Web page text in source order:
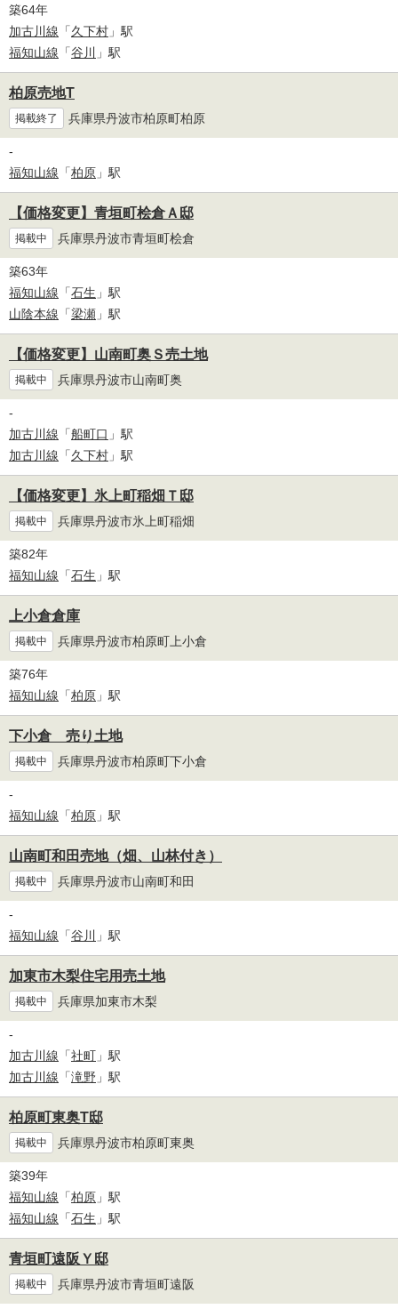
築64年
加古川線 「久下村 」駅
福知山線 「谷川 」駅
柏原売地T
掲載終了 兵庫県丹波市柏原町柏原
-
福知山線 「柏原 」駅
【価格変更】青垣町桧倉Ａ邸
掲載中 兵庫県丹波市青垣町桧倉
築63年
福知山線 「石生 」駅
山陰本線 「梁瀬 」駅
【価格変更】山南町奥Ｓ売土地
掲載中 兵庫県丹波市山南町奥
-
加古川線 「船町口 」駅
加古川線 「久下村 」駅
【価格変更】氷上町稲畑Ｔ邸
掲載中 兵庫県丹波市氷上町稲畑
築82年
福知山線 「石生 」駅
上小倉倉庫
掲載中 兵庫県丹波市柏原町上小倉
築76年
福知山線 「柏原 」駅
下小倉 売り土地
掲載中 兵庫県丹波市柏原町下小倉
-
福知山線 「柏原 」駅
山南町和田売地（畑、山林付き）
掲載中 兵庫県丹波市山南町和田
-
福知山線 「谷川 」駅
加東市木梨住宅用売土地
掲載中 兵庫県加東市木梨
-
加古川線 「社町 」駅
加古川線 「滝野 」駅
柏原町東奥T邸
掲載中 兵庫県丹波市柏原町東奥
築39年
福知山線 「柏原 」駅
福知山線 「石生 」駅
青垣町遠阪Ｙ邸
掲載中 兵庫県丹波市青垣町遠阪